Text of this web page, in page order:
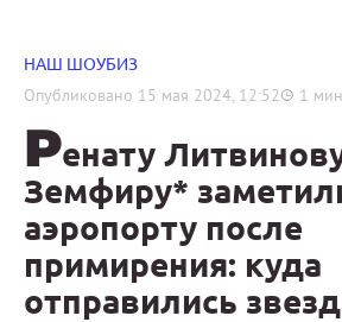
НАШ ШОУБИЗ
Опубликовано 15 мая 2024, 12:52 1
Ренату
Земфиру*
аэропорту после
примирения: куда
отправились